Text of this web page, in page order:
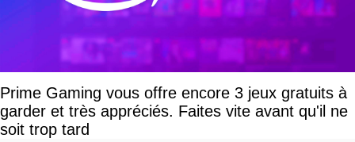
Prime Gaming vous offre encore 3 jeux gratuits à
garder et très appréciés. Faites vite avant qu'il ne
soit trop tard